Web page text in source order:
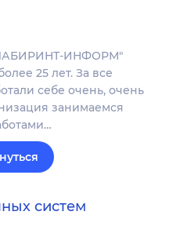
ИНФОРМ"
25 лет. За все
себе очень, очень
занимаемся
систем